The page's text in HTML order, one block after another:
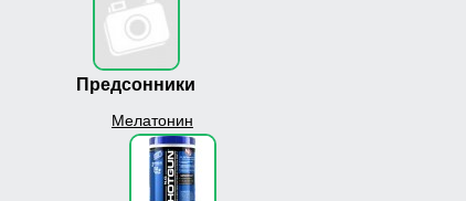
Предсонники
Мелатонин